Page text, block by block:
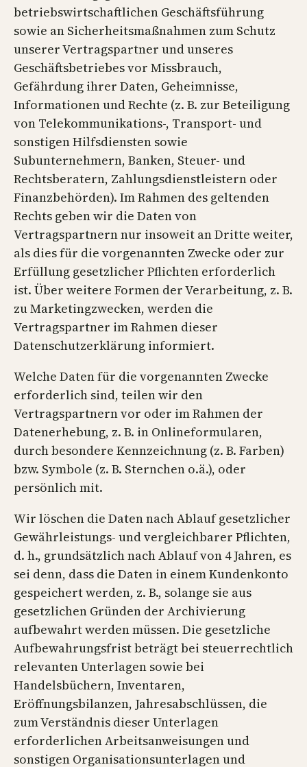
betriebswirtschaftlichen Geschäftsführung
sowie an Sicherheitsmaßnahmen zum Schutz
unserer Vertragspartner und unseres
Geschäftsbetriebes vor Missbrauch,
Gefährdung ihrer Daten, Geheimnisse,
Informationen und Rechte (z. B. zur Beteiligung
von Telekommunikations-, Transport- und
sonstigen Hilfsdiensten sowie
Subunternehmern, Banken, Steuer- und
Rechtsberatern, Zahlungsdienstleistern oder
Finanzbehörden). Im Rahmen des geltenden
Rechts geben wir die Daten von
Vertragspartnern nur insoweit an Dritte weiter,
als dies für die vorgenannten Zwecke oder zur
Erfüllung gesetzlicher Pflichten erforderlich
ist. Über weitere Formen der Verarbeitung, z. B.
zu Marketingzwecken, werden die
Vertragspartner im Rahmen dieser
Datenschutzerklärung informiert.
Welche Daten für die vorgenannten Zwecke
erforderlich sind, teilen wir den
Vertragspartnern vor oder im Rahmen der
Datenerhebung, z. B. in Onlineformularen,
durch besondere Kennzeichnung (z. B. Farben)
bzw. Symbole (z. B. Sternchen o.ä.), oder
persönlich mit.
Wir löschen die Daten nach Ablauf gesetzlicher
Gewährleistungs- und vergleichbarer Pflichten,
d. h., grundsätzlich nach Ablauf von 4 Jahren, es
sei denn, dass die Daten in einem Kundenkonto
gespeichert werden, z. B., solange sie aus
gesetzlichen Gründen der Archivierung
aufbewahrt werden müssen. Die gesetzliche
Aufbewahrungsfrist beträgt bei steuerrechtlich
relevanten Unterlagen sowie bei
Handelsbüchern, Inventaren,
Eröffnungsbilanzen, Jahresabschlüssen, die
zum Verständnis dieser Unterlagen
erforderlichen Arbeitsanweisungen und
sonstigen Organisationsunterlagen und